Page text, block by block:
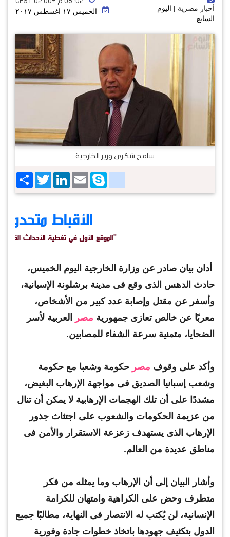
أخبار مصرية | اليوم
السابع
الخميس ١٧ اغسطس ٢٠١٧
سامح شكرى وزير الخارجية
ShareTwitterLinkedIn EmailSkype
google_bookmarks
أدان بيان صادر عن وزارة الخارجية اليوم الخميس،
حادث الدهس الذى وقع فى مدينة برشلونة الإسبانية،
وأسفر عن مقتل وإصابة عدد كبير من الأشخاص،
معربًا عن خالص تعازى جمهورية مصر
العربية لأسر
الضحايا، متمنية سرعة الشفاء للمصابين.
وأكد على وقوف مصر حكومة وشعبا مع حكومة
وشعب إسبانيا الصديق فى مواجهة الإرهاب البغيض،
مشددًا على أن تلك الهجمات الإرهابية لا يمكن أن تنال
من عزيمة الحكومات والشعوب على اجتثاث جذور
الإرهاب الذى يستهدف زعزعة الاستقرار والأمن فى
مناطق عديدة من العالم.
وأشار البيان إلى أن الإرهاب وما يمثله من فكر
متطرف وحض على الكراهية وامتهان للكرامة
الإنسانية، لن يُكتب له الانتصار فى النهاية، مطالبًا جميع
الدول بتكثيف جهودها باتخاذ خطوات جادة وفورية